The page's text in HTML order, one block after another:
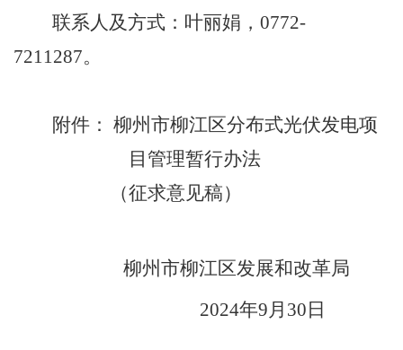
联系人及方式：叶丽娟， 0772-
7211287。
附件： 柳州市柳江区分布式光伏发电项
目管理暂行办法
（征求意见稿）
柳州市柳江区发展和改革局
2024年9月 30 日